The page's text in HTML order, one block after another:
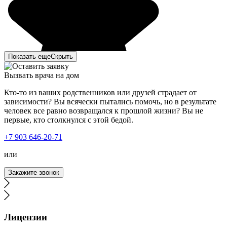
Мы с супругой решили сделать кодирование от
алкоголя. Много какие сайты обзванивали,
интересовались ценами, узнавали методы кодирования.
день кодирования нам позвонили и уточнили о времени
приезда. Приехав к вам, мы получили
профессиональную консультацию о методах
кодирования. Кодирование было подобрано
Мы с супругой довольны приемом, результатом работы.
Сразу видно, что работают специалисты, знающие своё
Показать ещеСкрыть
Вызвать врача на дом
Кто-то из ваших родственников или друзей страдает от
зависимости? Вы всячески пытались помочь, но в результате
человек все равно возвращался к прошлой жизни? Вы не
первые, кто столкнулся с этой бедой.
+7 903 646-20-71
или
Закажите звонок
Лицензии